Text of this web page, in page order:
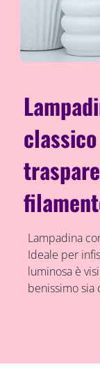
Lampadina
Ideale per
luminosa è
benissimo sia